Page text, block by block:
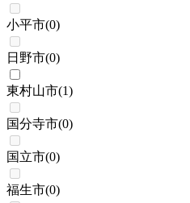
小平市(0)
日野市(0)
東村山市(1)
国分寺市(0)
国立市(0)
福生市(0)